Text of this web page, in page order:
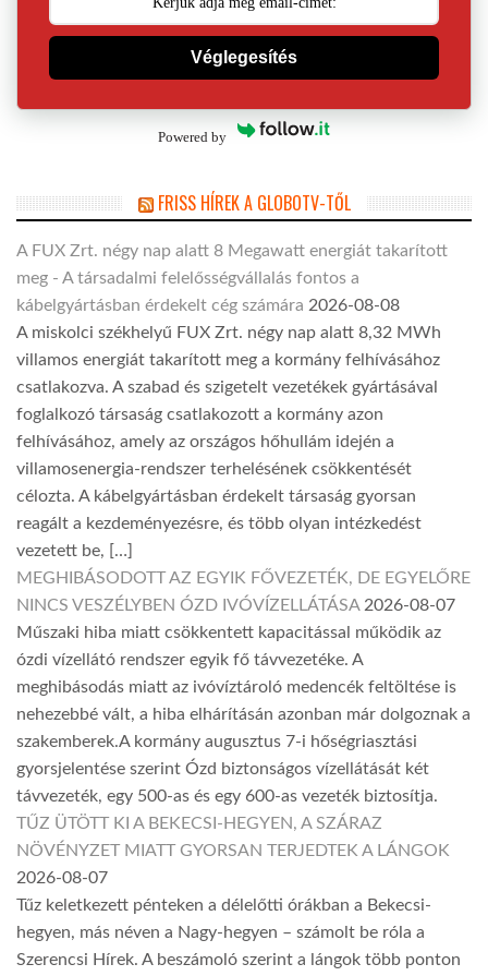
Véglegesítés
Powered by
FRISS HÍREK A GLOBOTV-TŐL
A FUX Zrt. négy nap alatt 8 Megawatt energiát takarított
meg - A társadalmi felelősségvállalás fontos a
kábelgyártásban érdekelt cég számára 2026-08-08
A miskolci székhelyű FUX Zrt. négy nap alatt 8,32 MWh
villamos energiát takarított meg a kormány felhívásához
csatlakozva. A szabad és szigetelt vezetékek gyártásával
foglalkozó társaság csatlakozott a kormány azon
felhívásához, amely az országos hőhullám idején a
villamosenergia-rendszer terhelésének csökkentését
célozta. A kábelgyártásban érdekelt társaság gyorsan
reagált a kezdeményezésre, és több olyan intézkedést
vezetett be, […]
MEGHIBÁSODOTT AZ EGYIK FŐVEZETÉK, DE EGYELŐRE
NINCS VESZÉLYBEN ÓZD IVÓVÍZELLÁTÁSA 2026-08-07
Műszaki hiba miatt csökkentett kapacitással működik az
ózdi vízellátó rendszer egyik fő távvezetéke. A
meghibásodás miatt az ivóvíztároló medencék feltöltése is
nehezebbé vált, a hiba elhárításán azonban már dolgoznak a
szakemberek.A kormány augusztus 7-i hőségriasztási
gyorsjelentése szerint Ózd biztonságos vízellátását két
távvezeték, egy 500-as és egy 600-as vezeték biztosítja.
TŰZ ÜTÖTT KI A BEKECSI-HEGYEN, A SZÁRAZ
NÖVÉNYZET MIATT GYORSAN TERJEDTEK A LÁNGOK
2026-08-07
Tűz keletkezett pénteken a délelőtti órákban a Bekecsi-
hegyen, más néven a Nagy-hegyen – számolt be róla a
Szerencsi Hírek. A beszámoló szerint a lángok több ponton